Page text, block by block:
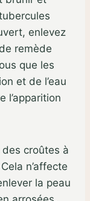
enlevez
remède
que les
et de l’eau
l’apparition
des croûtes à
n’affecte
la peau